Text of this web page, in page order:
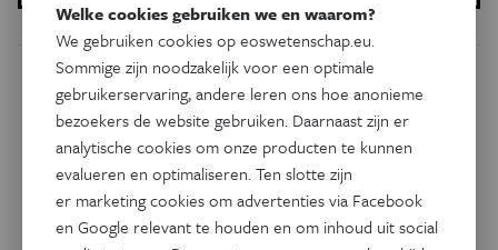
Dit artikel delen op:
Facebook Twitter Linkedin
Gerelateerde artikels
Welke cookies gebruiken we en waarom?
We gebruiken cookies op eoswetenschap.eu.
Sommige zijn noodzakelijk voor een optimale
gebruikerservaring, andere leren ons hoe anonieme
bezoekers de website gebruiken. Daarnaast zijn er
analytische cookies om onze producten te kunnen
evalueren en optimaliseren. Ten slotte zijn
er marketing cookies om advertenties via Facebook
en Google relevant te houden en om inhoud uit social